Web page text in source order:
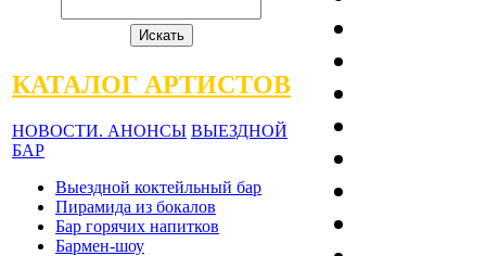
КАТАЛОГ АРТИСТОВ
НОВОСТИ. АНОНСЫ ВЫЕЗДНОЙ
БАР
Выездной коктейльный бар
Пирамида из бокалов
Бар горячих напитков
Бармен-шоу